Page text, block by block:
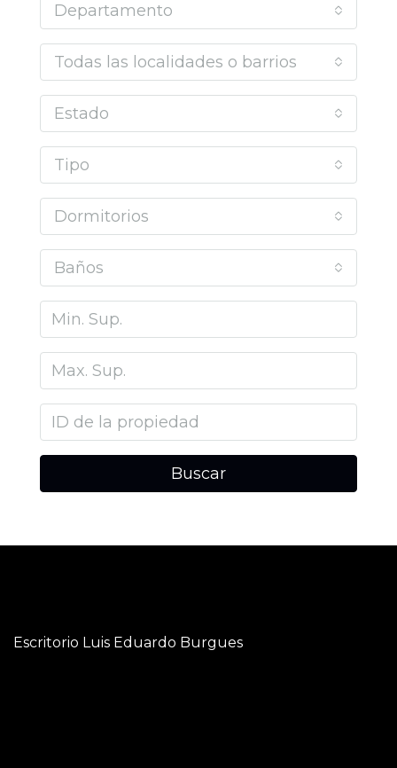
Departamento
Todas las localidades o barrios
Estado
Tipo
Dormitorios
Baños
Buscar
Escritorio Luis Eduardo Burgues